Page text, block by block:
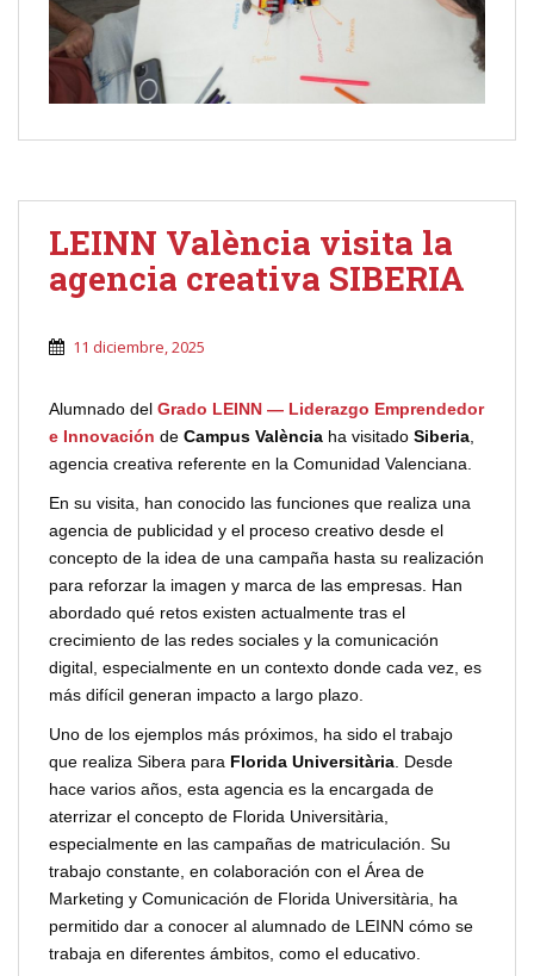
LEINN València visita la
agencia creativa SIBERIA
11 diciembre, 2025
Alumnado del Grado LEINN — Liderazgo Emprendedor
e Innovación de Campus València ha visitado Siberia
agencia creativa referente en la Comunidad Valenciana.
En su visita, han conocido las funciones que realiza una
agencia de publicidad y el proceso creativo desde el
concepto de la idea de una campaña hasta su realización
para reforzar la imagen y marca de las empresas. Han
abordado qué retos existen actualmente tras el
crecimiento de las redes sociales y la comunicación
digital, especialmente en un contexto donde cada vez, es
más difícil generan impacto a largo plazo.
Uno de los ejemplos más próximos, ha sido el trabajo
que realiza Sibera para Florida Universitària . Desde
hace varios años, esta agencia es la encargada de
aterrizar el concepto de Florida Universitària,
especialmente en las campañas de matriculación. Su
trabajo constante, en colaboración con el Área de
Marketing y Comunicación de Florida Universitària, ha
permitido dar a conocer al alumnado de LEINN cómo se
trabaja en diferentes ámbitos, como el educativo.